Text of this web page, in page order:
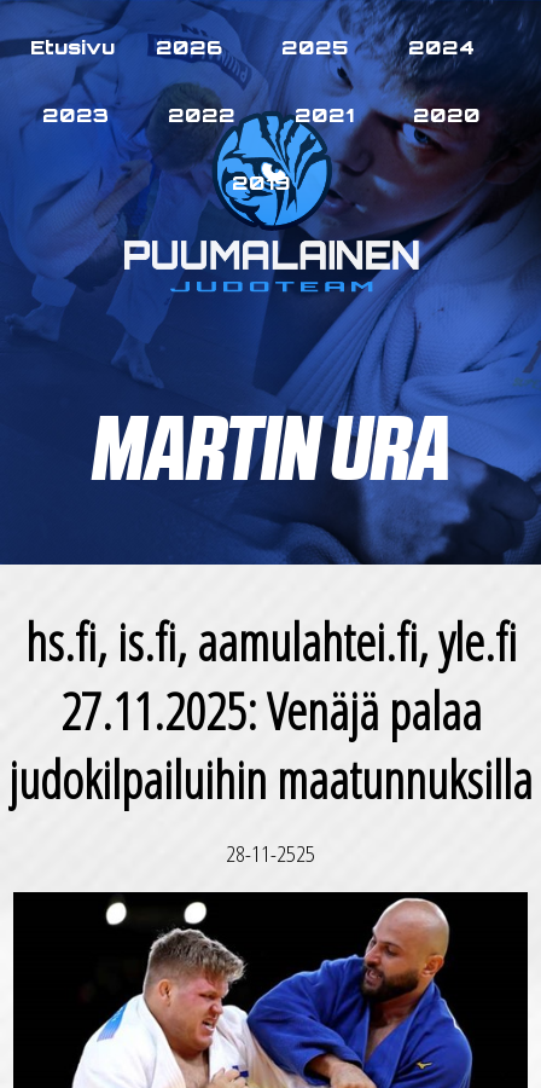
MARTIN URA
Etusivu 2026 2025 2024
2023 2022 2021 2020
2019
hs.fi, is.fi, aamulahtei.fi, yle.fi
27.11.2025: Venäjä palaa
judokilpailuihin maatunnuksilla
28-11-2525